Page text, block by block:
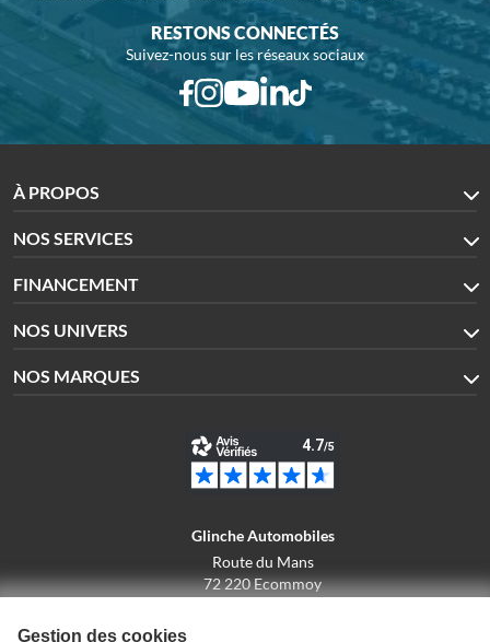
RESTONS CONNECTÉS
Suivez-nous sur les réseaux sociaux
À PROPOS
NOS SERVICES
FINANCEMENT
NOS UNIVERS
NOS MARQUES
Glinche Automobiles
Route du Mans
72 220 Ecommoy
Gestion des cookies